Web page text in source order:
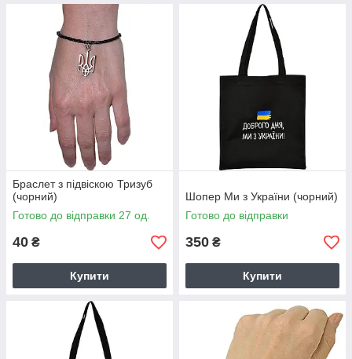
Браслет з підвіскою Тризуб
(чорний)
Готово до відправки 27 од.
40 ₴
Купити
Шопер Ми з України (чорний)
Готово до відправки
350 ₴
Купити